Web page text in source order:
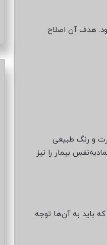
هدف آن اصلاح
و رنگ طبیعی
بیمار را نیز
باید به آن‌ها توجه